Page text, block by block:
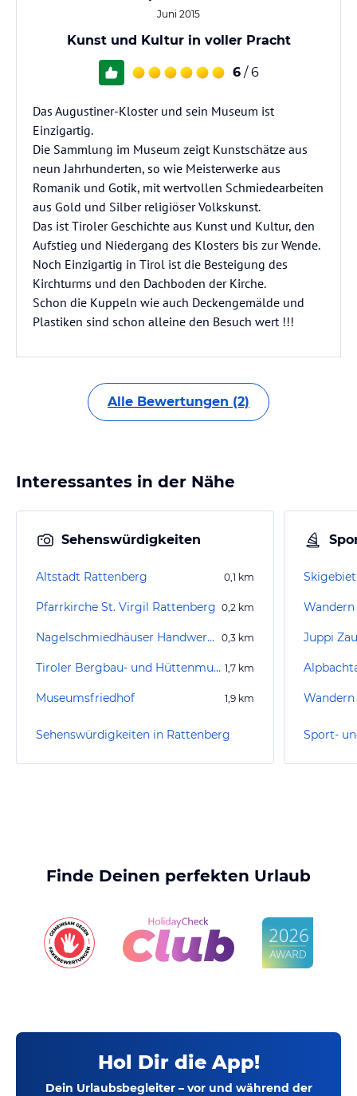
Juni 2015
Kunst und Kultur in voller Pracht
6 / 6
Das Augustiner-Kloster und sein Museum ist
Einzigartig.
Die Sammlung im Museum zeigt Kunstschätze aus
neun Jahrhunderten, so wie Meisterwerke aus
Romanik und Gotik, mit wertvollen Schmiedearbeiten
aus Gold und Silber religiöser Volkskunst.
Das ist Tiroler Geschichte aus Kunst und Kultur, den
Aufstieg und Niedergang des Klosters bis zur Wende.
Noch Einzigartig in Tirol ist die Besteigung des
Kirchturms und den Dachboden der Kirche.
Schon die Kuppeln wie auch Deckengemälde und
Plastiken sind schon alleine den Besuch wert !!!
Alle Bewertungen (2)
Interessantes in der Nähe
Sehenswürdigkeiten
Altstadt Rattenberg 0,1 km
Pfarrkirche St. Virgil Rattenberg 0,2 km
Nagelschmiedhäuser Handwerkskunst-Museum 0,3 km
Tiroler Bergbau- und Hüttenmuseum 1,7 km
Museumsfriedhof 1,9 km
Sehenswürdigkeiten in Rattenberg
Juppi
Finde Deinen perfekten Urlaub
Hol Dir die App!
Dein Urlaubsbegleiter – vor und während der